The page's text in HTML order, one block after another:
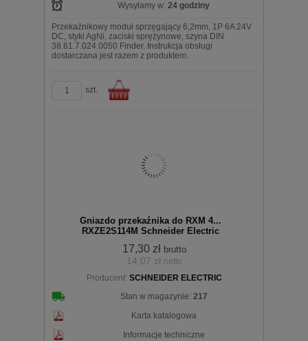
Wysyłamy w: 24 godziny
Przekaźnikowy moduł sprzęgający 6,2mm, 1P 6A 24V
DC, styki AgNi, zaciski sprężynowe, szyna DIN
38.61.7.024.0050 Finder. Instrukcja obsługi
dostarczana jest razem z produktem.
szt.
Gniazdo przekaźnika do RXM 4...
RXZE2S114M Schneider Electric
17,30 zł brutto
14,07 zł netto
Producent: SCHNEIDER ELECTRIC
Stan w magazynie: 217
Karta katalogowa
Informacje techniczne